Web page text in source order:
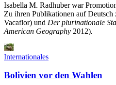
Isabella M. Radhuber war
Zu ihren Publikationen auf Deutsch
Vacaflor) und Der plurinationale
American Geography 2012).
Internationales
Bolivien vor den Wahlen